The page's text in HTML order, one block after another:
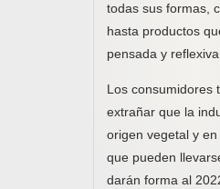
todas sus formas,
hasta productos
pensada y
Los consumidores
extrañar que la
origen vegetal y
que pueden
darán forma al